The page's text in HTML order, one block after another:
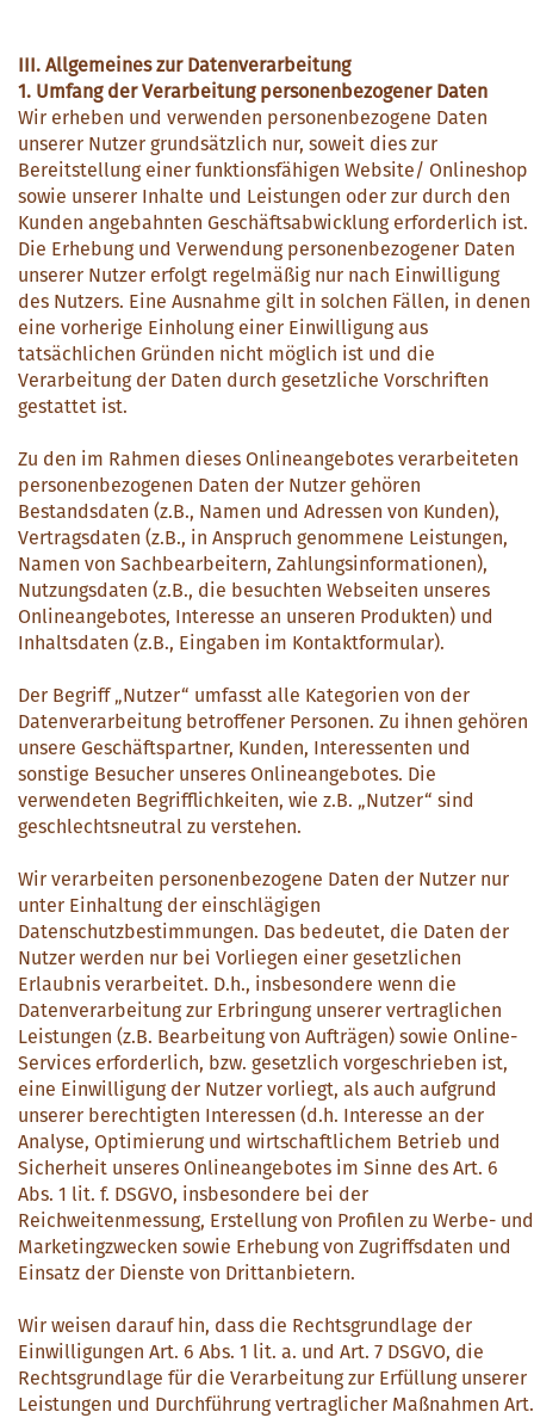
III. Allgemeines zur Datenverarbeitung
1. Umfang der Verarbeitung personenbezogener Daten
Wir erheben und verwenden personenbezogene Daten
unserer Nutzer grundsätzlich nur, soweit dies zur
Bereitstellung einer funktionsfähigen Website/ Onlineshop
sowie unserer Inhalte und Leistungen oder zur durch den
Kunden angebahnten Geschäftsabwicklung erforderlich ist.
Die Erhebung und Verwendung personenbezogener Daten
unserer Nutzer erfolgt regelmäßig nur nach Einwilligung
des Nutzers. Eine Ausnahme gilt in solchen Fällen, in denen
eine vorherige Einholung einer Einwilligung aus
tatsächlichen Gründen nicht möglich ist und die
Verarbeitung der Daten durch gesetzliche Vorschriften
gestattet ist.
Zu den im Rahmen dieses Onlineangebotes verarbeiteten
personenbezogenen Daten der Nutzer gehören
Bestandsdaten (z.B., Namen und Adressen von Kunden),
Vertragsdaten (z.B., in Anspruch genommene Leistungen,
Namen von Sachbearbeitern, Zahlungsinformationen),
Nutzungsdaten (z.B., die besuchten Webseiten unseres
Onlineangebotes, Interesse an unseren Produkten) und
Inhaltsdaten (z.B., Eingaben im Kontaktformular).
Der Begriff „Nutzer“ umfasst alle Kategorien von der
Datenverarbeitung betroffener Personen. Zu ihnen gehören
unsere Geschäftspartner, Kunden, Interessenten und
sonstige Besucher unseres Onlineangebotes. Die
verwendeten Begrifflichkeiten, wie z.B. „Nutzer“ sind
geschlechtsneutral zu verstehen.
Wir verarbeiten personenbezogene Daten der Nutzer nur
unter Einhaltung der einschlägigen
Datenschutzbestimmungen. Das bedeutet, die Daten der
Nutzer werden nur bei Vorliegen einer gesetzlichen
Erlaubnis verarbeitet. D.h., insbesondere wenn die
Datenverarbeitung zur Erbringung unserer vertraglichen
Leistungen (z.B. Bearbeitung von Aufträgen) sowie Online-
Services erforderlich, bzw. gesetzlich vorgeschrieben ist,
eine Einwilligung der Nutzer vorliegt, als auch aufgrund
unserer berechtigten Interessen (d.h. Interesse an der
Analyse, Optimierung und wirtschaftlichem Betrieb und
Sicherheit unseres Onlineangebotes im Sinne des Art. 6
Abs. 1 lit. f. DSGVO, insbesondere bei der
Reichweitenmessung, Erstellung von Profilen zu Werbe- und
Marketingzwecken sowie Erhebung von Zugriffsdaten und
Einsatz der Dienste von Drittanbietern.
Wir weisen darauf hin, dass die Rechtsgrundlage der
Einwilligungen Art. 6 Abs. 1 lit. a. und Art. 7 DSGVO, die
Rechtsgrundlage für die Verarbeitung zur Erfüllung unserer
Leistungen und Durchführung vertraglicher Maßnahmen Art.